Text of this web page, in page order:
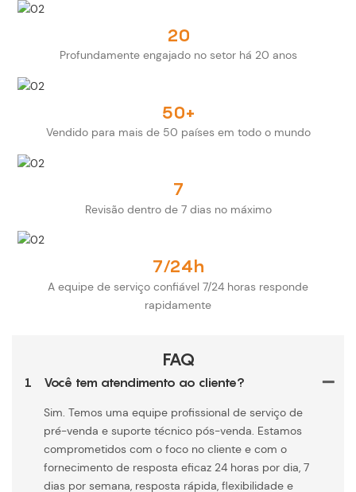
20
Profundamente engajado no setor há 20 anos
50+
Vendido para mais de 50 países em todo o mundo
7
Revisão dentro de 7 dias no máximo
7/24h
A equipe de serviço confiável 7/24 horas responde
rapidamente
FAQ
1 Você tem atendimento ao cliente?
Sim. Temos uma equipe profissional de serviço de
pré-venda e suporte técnico pós-venda. Estamos
comprometidos com o foco no cliente e com o
fornecimento de resposta eficaz 24 horas por dia, 7
dias por semana, resposta rápida, flexibilidade e